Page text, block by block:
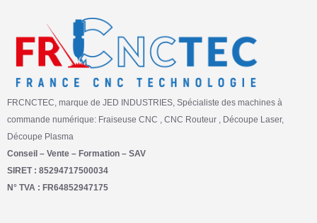
FRCNCTEC, marque de JED INDUSTRIES, Spécialiste des machines à
commande numérique: Fraiseuse CNC , CNC Routeur , Découpe Laser,
Découpe Plasma
Conseil – Vente – Formation – SAV
SIRET : 85294717500034
N° TVA : FR64852947175